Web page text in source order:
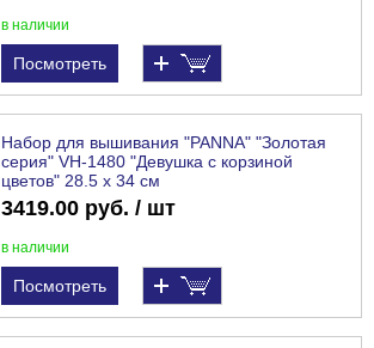
в наличии
Посмотреть
Набор для вышивания "PANNA" "Золотая
серия" VH-1480 "Девушка с корзиной
цветов" 28.5 х 34 см
3419.00 руб. / шт
в наличии
Посмотреть